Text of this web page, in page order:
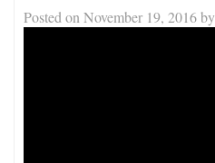
Posted on November 19, 2016by